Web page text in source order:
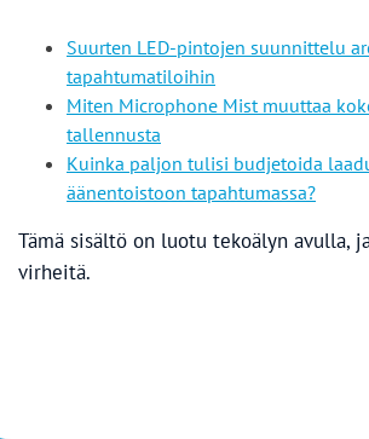
Suurten LED-pintojen suunnittelu
tapahtumatiloihin
Miten Microphone Mist muuttaa
tallennusta
Kuinka paljon tulisi budjetoida
äänentoistoon tapahtumassa?
Tämä sisältö on luotu tekoälyn avulla,
virheitä.